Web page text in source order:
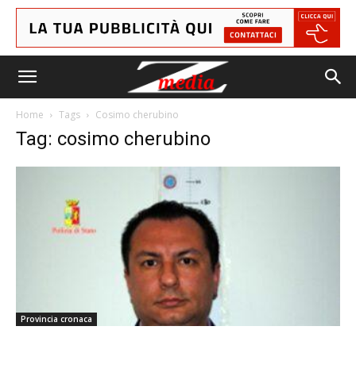
Home Tags Cosimo cherubino
Tag: cosimo cherubino
Provincia cronaca